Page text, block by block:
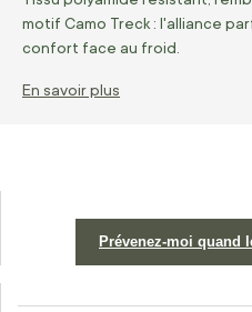
motif Camo Treck : l'alliance
confort face au froid.
En savoir plus
Prévenez-moi quand